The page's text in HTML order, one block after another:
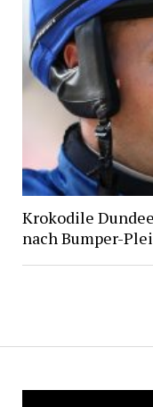
Krokodile
nach Bumper-